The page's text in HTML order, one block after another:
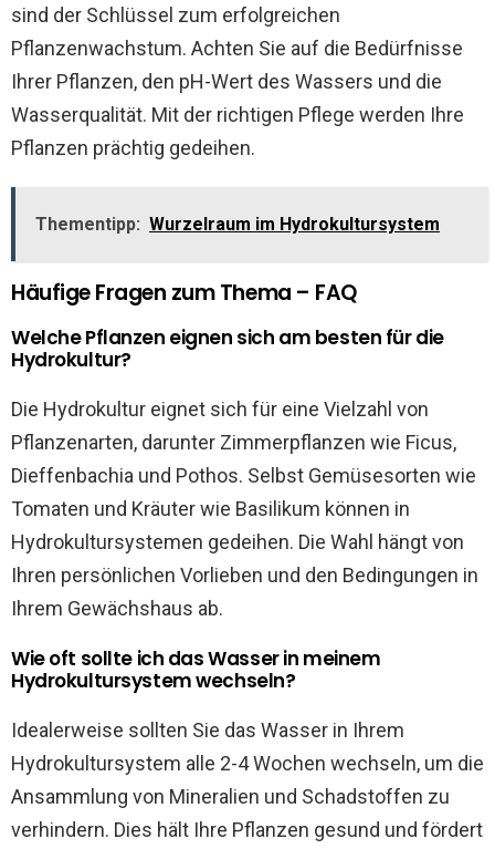
sind der Schlüssel zum erfolgreichen
Pflanzenwachstum. Achten Sie auf die Bedürfnisse
Ihrer Pflanzen, den pH-Wert des Wassers und die
Wasserqualität. Mit der richtigen Pflege werden Ihre
Pflanzen prächtig gedeihen.
Thementipp: Wurzelraum im Hydrokultursystem
Häufige Fragen zum Thema – FAQ
Welche Pflanzen eignen sich am besten für die
Hydrokultur?
Die Hydrokultur eignet sich für eine Vielzahl von
Pflanzenarten, darunter Zimmerpflanzen wie Ficus,
Dieffenbachia und Pothos. Selbst Gemüsesorten wie
Tomaten und Kräuter wie Basilikum können in
Hydrokultursystemen gedeihen. Die Wahl hängt von
Ihren persönlichen Vorlieben und den Bedingungen in
Ihrem Gewächshaus ab.
Wie oft sollte ich das Wasser in meinem
Hydrokultursystem wechseln?
Idealerweise sollten Sie das Wasser in Ihrem
Hydrokultursystem alle 2-4 Wochen wechseln, um die
Ansammlung von Mineralien und Schadstoffen zu
verhindern. Dies hält Ihre Pflanzen gesund und fördert